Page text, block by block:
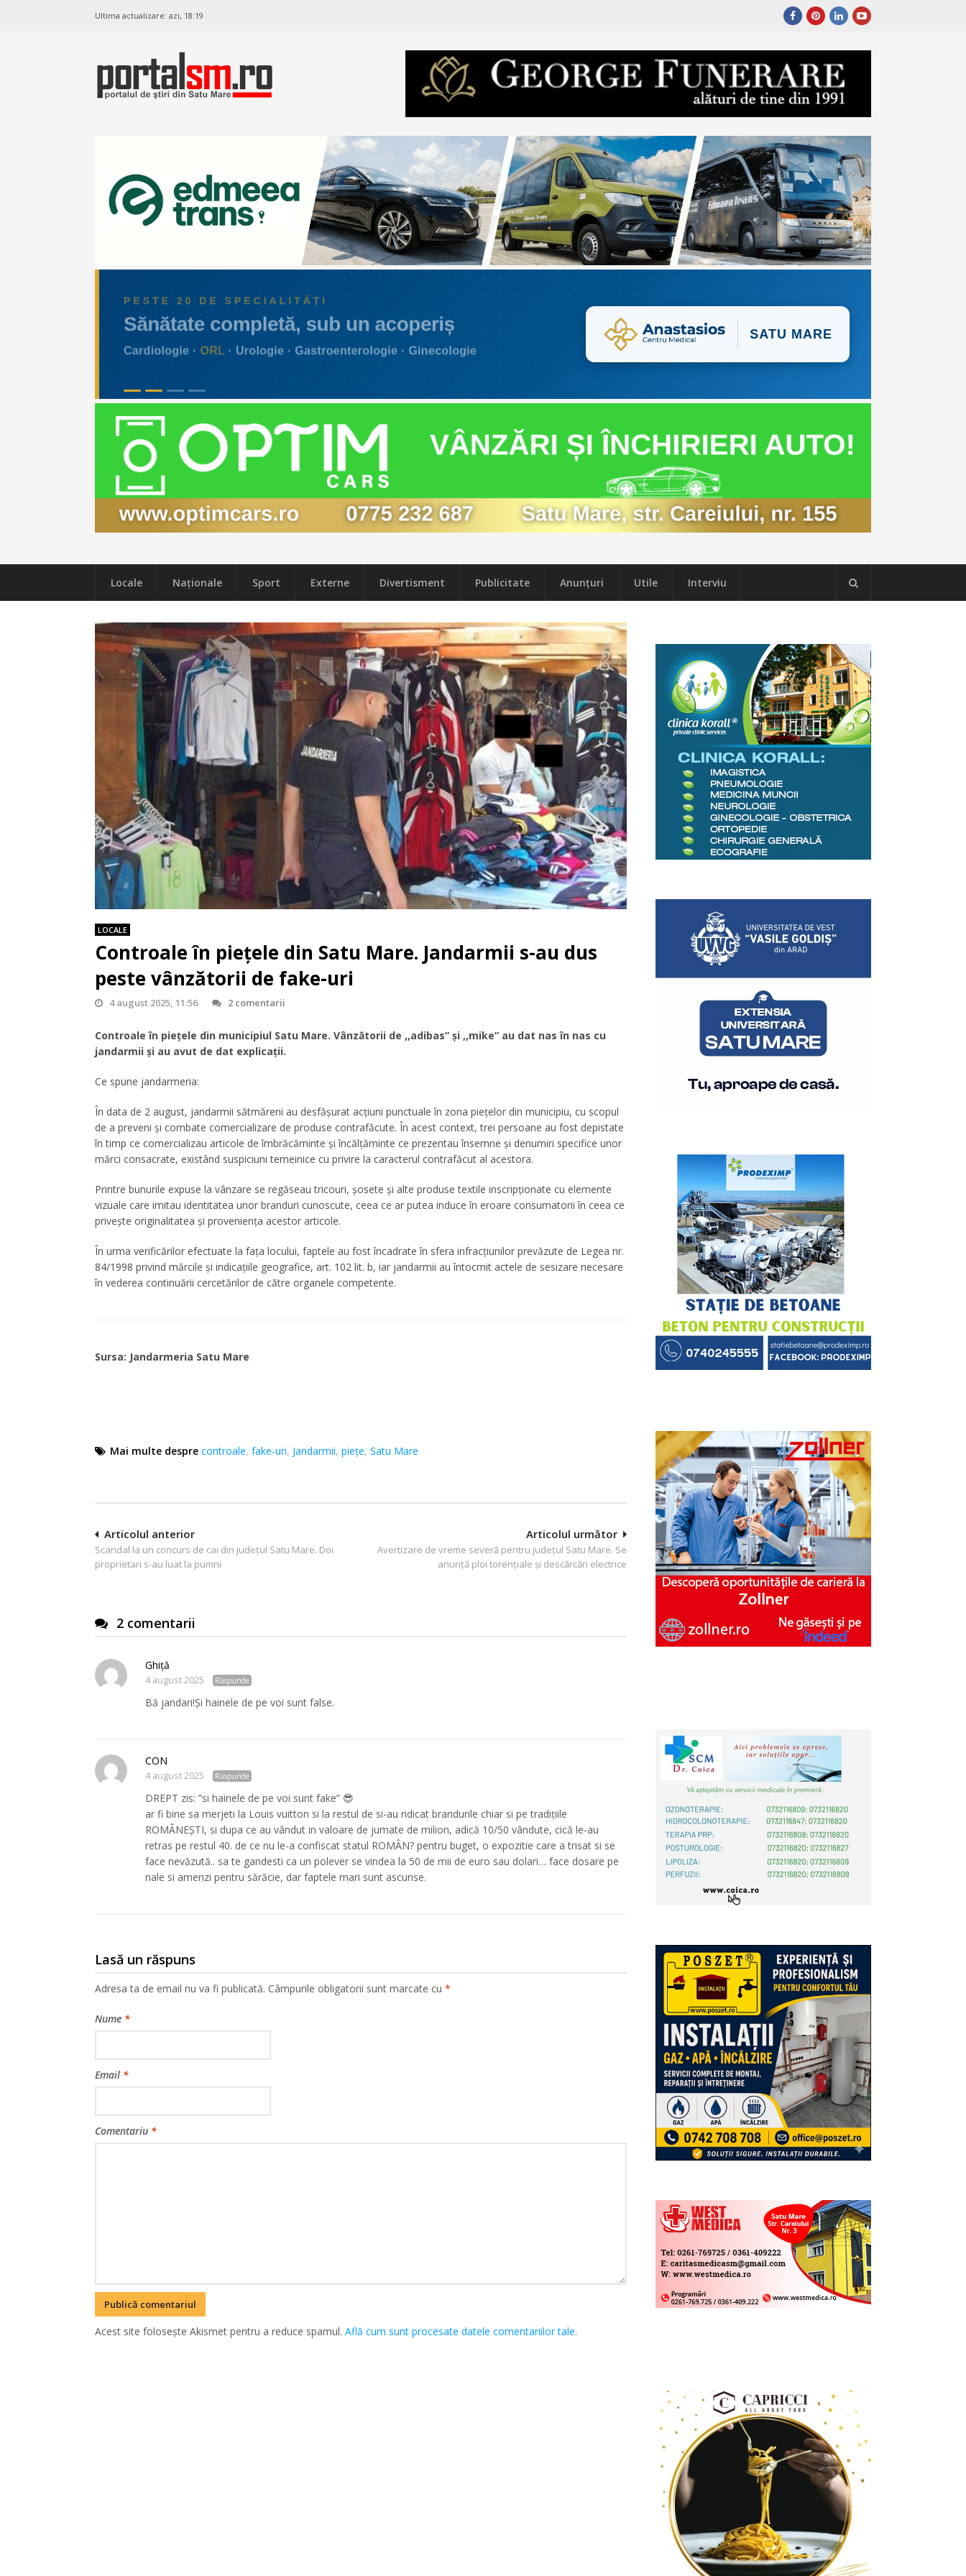
Ultima actualizare: azi, 18:19
Locale Naţionale Sport Externe Divertisment Publicitate Anunțuri Utile Interviu
LOCALE
Controale în piețele din Satu Mare. Jandarmii s-au dus
peste vânzătorii de fake-uri
4 august 2025, 11:56 2 comentarii
Controale în piețele din municipiul Satu Mare. Vânzătorii de ,,adibas” și ,,mike” au dat nas în nas cu
jandarmii și au avut de dat explicații.
Ce spune jandarmeria:
În data de 2 august, jandarmii sătmăreni au desfășurat acțiuni punctuale în zona piețelor din municipiu, cu scopul
de a preveni și combate comercializare de produse contrafăcute. În acest context, trei persoane au fost depistate
în timp ce comercializau articole de îmbrăcăminte și încălțăminte ce prezentau însemne și denumiri specifice unor
mărci consacrate, existând suspiciuni temeinice cu privire la caracterul contrafăcut al acestora.
Printre bunurile expuse la vânzare se regăseau tricouri, șosete și alte produse textile inscripționate cu elemente
vizuale care imitau identitatea unor branduri cunoscute, ceea ce ar putea induce în eroare consumatorii în ceea ce
privește originalitatea și proveniența acestor articole.
În urma verificărilor efectuate la fața locului, faptele au fost încadrate în sfera infracțiunilor prevăzute de Legea nr.
84/1998 privind mărcile și indicațiile geografice, art. 102 lit. b, iar jandarmii au întocmit actele de sesizare necesare
în vederea continuării cercetărilor de către organele competente.
Sursa: Jandarmeria Satu Mare
Mai multe despre controale, fake-uri, Jandarmii, piețe, Satu Mare
Navigare
în
Articolul următor
Avertizare de vreme severă pentru județul Satu Mare. Se
anunță ploi torențiale și descărcări electrice
Articolul anterior
Scandal la un concurs de cai din județul Satu Mare. Doi
proprietari s-au luat la pumni
2 comentarii
Ghiță
4 august 2025 Răspunde
Bă jandari!Și hainele de pe voi sunt false.
CON
4 august 2025 Răspunde
DREPT zis: ”si hainele de pe voi sunt fake” 😎
ar fi bine sa merjeti la Louis vuitton si la restul de si-au ridicat brandurile chiar si pe tradițiile
ROMÂNEȘTI, si dupa ce au vândut in valoare de jumate de milion, adică 10/50 vândute, cică le-au
retras pe restul 40. de ce nu le-a confiscat statul ROMÂN? pentru buget, o expozitie care a trisat si se
face nevăzută.. sa te gandesti ca un polever se vindea la 50 de mii de euro sau dolari… face dosare pe
nale si amenzi pentru sărăcie, dar faptele mari sunt ascunse.
Lasă un răspuns
Adresa ta de email nu va fi publicată. Câmpurile obligatorii sunt marcate cu *
Nume *
Email *
Comentariu *
Acest site folosește Akismet pentru a reduce spamul. Află cum sunt procesate datele comentariilor tale.